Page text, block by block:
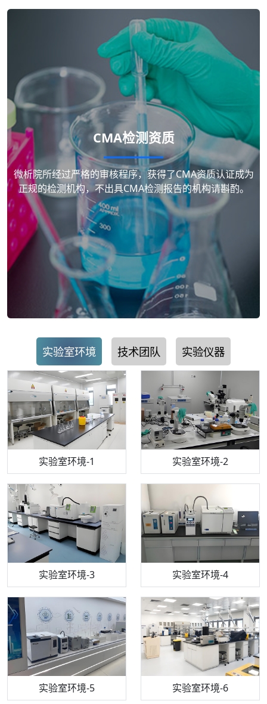
CMA检测资质
微析院所经过严格的审核程序，获得了CMA资质认证成为
正规的检测机构，不出具CMA检测报告的机构请斟酌。
实验室环境 技术团队 实验仪器
实验室环境-1 实验室环境-2
实验室环境-3 实验室环境-4
实验室环境-5 实验室环境-6
机构质检技术员-1 机构质检技术员-2
机构质检技术员-3 机构质检技术员-4
机构质检技术员-5 机构质检技术员-6
步入式恒温恒湿试验箱 电感耦合等离子体光谱仪
高效液相色谱仪 流式细胞仪
气相色谱仪 万能力学试验仪